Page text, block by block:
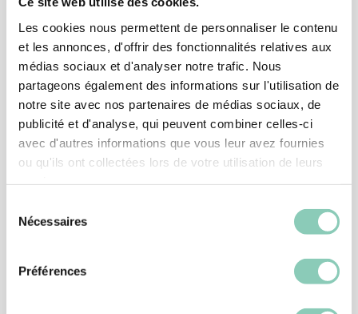
Les cookies nous permettent de personnaliser le contenu
et les annonces, d'offrir des fonctionnalités relatives aux
médias sociaux et d'analyser notre trafic. Nous
partageons également des informations sur l'utilisation de
notre site avec nos partenaires de médias sociaux, de
publicité et d'analyse, qui peuvent combiner celles-ci
avec d'autres informations que vous leur avez fournies
ou qu'ils ont collectées lors de votre utilisation de leurs
Nécessaires
Préférences
CHAUSSURE JARDIN